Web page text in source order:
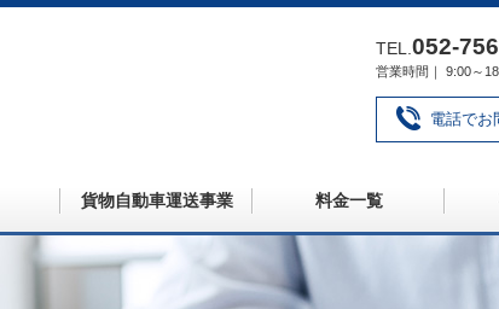
TEL.
営業時間｜ 9:00～
電話でお
貨物自動車運送事業 料金一覧